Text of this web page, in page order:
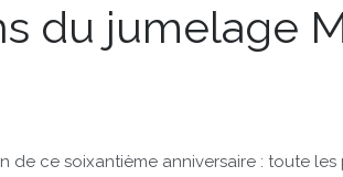
du jumelage
de ce soixantième anniversaire : toute